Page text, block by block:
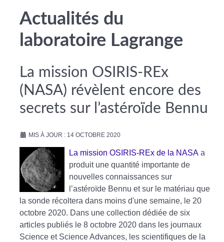
Actualités du
laboratoire Lagrange
La mission OSIRIS-REx
(NASA) révèlent encore des
secrets sur l’astéroïde Bennu
MIS À JOUR : 14 OCTOBRE 2020
La mission OSIRIS-REx de la NASA a
produit une quantité importante de
nouvelles connaissances sur
l’astéroïde Bennu et sur le matériau que
la sonde récoltera dans moins d'une semaine, le 20
octobre 2020. Dans une collection dédiée de six
articles publiés le 8 octobre 2020 dans les journaux
Science et Science Advances, les scientifiques de la